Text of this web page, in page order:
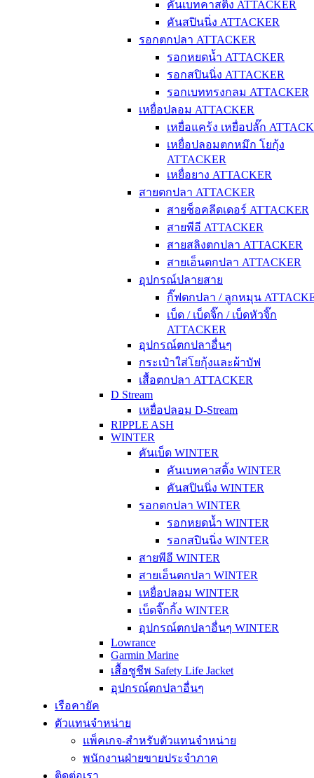
คันเบทคาสติ้ง ATTACKER
คันสปินนิ่ง ATTACKER
รอกตกปลา ATTACKER
รอกหยดน้ำ ATTACKER
รอกสปินนิ่ง ATTACKER
รอกเบททรงกลม ATTACKER
เหยื่อปลอม ATTACKER
เหยื่อแคร้ง เหยื่อปลั๊ก
เหยื่อปลอมตกหมึก โยกุ้ง
ATTACKER
เหยื่อยาง ATTACKER
สายตกปลา ATTACKER
สายช็อคลีดเดอร์ ATTACKER
สายพีอี ATTACKER
สายสลิงตกปลา ATTACKER
สายเอ็นตกปลา ATTACKER
อุปกรณ์ปลายสาย
กิ๊ฟตกปลา / ลูกหมุน
เบ็ด / เบ็ดจิ๊ก / เบ็ดหัวจิ๊ก
ATTACKER
อุปกรณ์ตกปลาอื่นๆ
กระเป๋าใส่โยกุ้งและผ้าบัฟ
เสื้อตกปลา ATTACKER
D Stream
เหยื่อปลอม D-Stream
RIPPLE ASH
WINTER
คันเบ็ด WINTER
คันเบทคาสติ้ง WINTER
คันสปินนิ่ง WINTER
รอกตกปลา WINTER
รอกหยดน้ำ WINTER
รอกสปินนิ่ง WINTER
สายพีอี WINTER
สายเอ็นตกปลา WINTER
เหยื่อปลอม WINTER
เบ็ดจิ๊กกิ้ง WINTER
อุปกรณ์ตกปลาอื่นๆ WINTER
Lowrance
Garmin Marine
เสื้อชูชีพ Safety Life Jacket
อุปกรณ์ตกปลาอื่นๆ
เรือคายัค
ตัวแทนจำหน่าย
แพ็คเกจ-สำหรับตัวแทนจำหน่าย
พนักงานฝ่ายขายประจำภาค
ติดต่อเรา